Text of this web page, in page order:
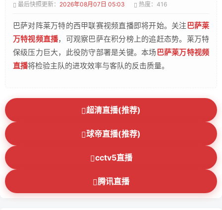
最后快照更新： 2026年08月07日 05:03 热度：416
巴萨对阵莱万特的西甲联赛视频直播即将开始。关注 巴萨莱
万特视频直播，可观察巴萨在积分榜上的追赶态势。莱万特
保级压力巨大，此役防守部署是关键。本场 巴萨莱万特视频
直播将检验主队的进攻效率与客队的反击质量。
超清直播(推荐)
球帝直播(推荐)
cctv5直播
腾讯直播